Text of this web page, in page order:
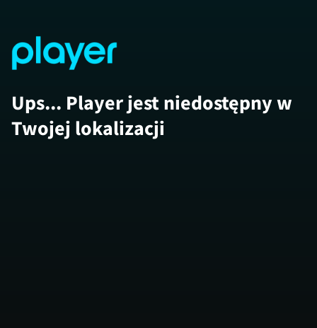
Ups... Player jest niedostępny w
Twojej lokalizacji